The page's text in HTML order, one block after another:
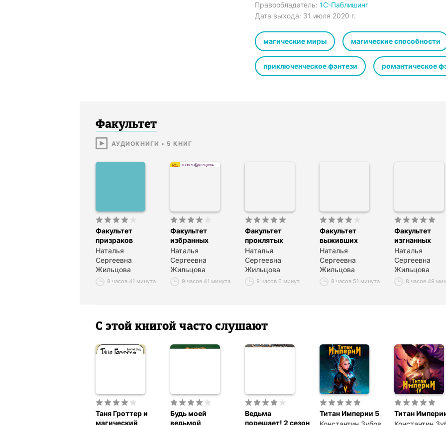
провальной попытки осуществить мечту?..
сначала показался Еве каким-то сном, но теперь
и жизнь потерять можно. А помощи, вероятно,
ненавидишь. Ждёте подробностей? Слушайте!
Исполняет Марина Никитина
Спродюсировано агентством Frontline Creative
Правообладатель: 1С-Паблишинг
Дата выхода: 31 июля 2020 г.
магические миры магические способности
приключенческое фэнтези романтическое
Факультет
АУДИОКНИГИ • 5 КНИГ
Факультет
призраков
Наталья
Сергеевна
Жильцова
8 часов 41 минута
Факультет
избранных
Наталья
Сергеевна
Жильцова
9 часов 41 минута
Факультет
проклятых
Наталья
Сергеевна
Жильцова
9 часов 6 минут
Факультет
выживших
Наталья
Сергеевна
Жильцова
8 часов 51 минута
Факультет
изгнанных
Наталья
Сергеевна
Жильцова
8 часов 49
С этой книгой часто слушают
Таня Гроттер и
магический
Будь моей
ведьмой
Ведьма
порешает! 2 сезон
Титан Империи 5
Титан